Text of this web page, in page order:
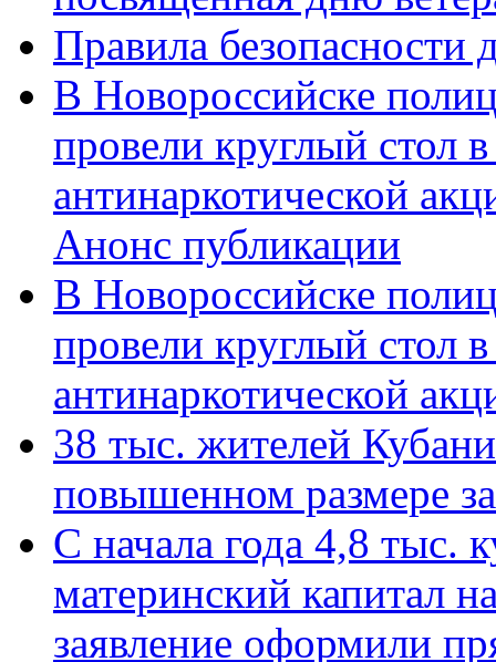
Правила безопасности
В Новороссийске
провели круглый стол
антинаркотической
Анонс публикации
В Новороссийске
провели круглый стол
антинаркотической
38 тыс. жителей
повышенном размере
С начала года 4,8 тыс.
материнский капитал
заявление оформили